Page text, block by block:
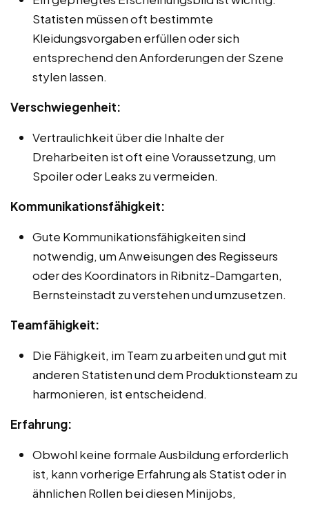
Statisten müssen oft bestimmte
Kleidungsvorgaben erfüllen oder sich
entsprechend den Anforderungen der Szene
stylen lassen.
Verschwiegenheit:
Vertraulichkeit über die Inhalte der
Dreharbeiten ist oft eine Voraussetzung, um
Spoiler oder Leaks zu vermeiden.
Kommunikationsfähigkeit:
Gute Kommunikationsfähigkeiten sind
notwendig, um Anweisungen des Regisseurs
oder des Koordinators in Ribnitz-Damgarten,
Bernsteinstadt zu verstehen und umzusetzen.
Teamfähigkeit:
Die Fähigkeit, im Team zu arbeiten und gut mit
anderen Statisten und dem Produktionsteam zu
harmonieren, ist entscheidend.
Erfahrung:
Obwohl keine formale Ausbildung erforderlich
ist, kann vorherige Erfahrung als Statist oder in
ähnlichen Rollen bei diesen Minijobs,